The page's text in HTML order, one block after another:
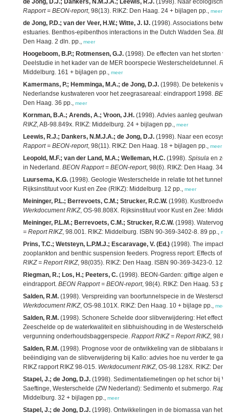
de Jong, D.J.; Dankers, N.M.J.A.; Leewis, R.J. (1998). Naar
Rapport = BEON-report, 98(13). RIKZ: Den Haag. 24 + bijlagen pp., meer
de Jong, P.D.; van der Veer, H.W.; Witte, J. IJ. (1998). Associations
estuaries. Benthos-epibenthos interactions in the Dutch Wadden Sea.
Den Haag. 2 dln. pp., meer
Hoogeboom, B.P.; Rotmensen, G.J. (1998). De effecten van het storten
Deelstudie in het kader van de MER boorspecie Westerscheldetunnel.
Middelburg. 161 + bijlagen pp., meer
Kamermans, P.; Hemminga, M.A.; de Jong, D.J. (1998). De betekenis
Nederlandse kustwateren voor het zeegrasareaal: eindrapport 1998.
Den Haag. 36 pp., meer
Kornman, B.A.; Arends, A.; Vroon, J.H. (1998). Advies aanleg
RIKZ, AB-98.849x. RIKZ: Middelburg. 24 + bijlagen pp., meer
Leewis, R.J.; Dankers, N.M.J.A.; de Jong, D.J. (1998). Naar een
Rapport = BEON-report, 98(11). RIKZ: Den Haag. 18 + bijlagen pp., meer
Leopold, M.F.; van der Land, M.A.; Welleman, H.C. (1998). Spisula en
in Nederland. BEON Rapport = BEON-report, 98(6). RIKZ: Den Haag. 34
Luursema, K.G. (1998). Geologie Westerschelde in relatie tot het
Rijksinstituut voor Kust en Zee (RIKZ): Middelburg. 12 pp., meer
Meininger, P.L.; Berrevoets, C.M.; Strucker, R.C.W. (1998).
Werkdocument RIKZ, OS-98.808X. Rijksinstituut voor Kust en Zee:
Meininger, P.L.M.; Berrevoets, C.M.; Strucker, R.C.W. (1998).
= Report RIKZ, 98.001. RIKZ: Middelburg. ISBN 90-369-3402-8. 89 pp.,
Prins, T.C.; Wetsteyn, L.P.M.J.; Escaravage, V. (Ed.) (1998). The impact
zooplankton and benthic suspension feeders. Progress report: Effects of
RIKZ = Report RIKZ, 98(035). RIKZ: Den Haag. ISBN 90-369-3423-0. 123
Riegman, R.; Los, H.; Peeters, C. (1998). BEON-Garden: giftige algen
eindrapport. BEON Rapport = BEON-report, 98(4). RIKZ: Den Haag. 53
Salden, R.M. (1998). Verspreiding van boortunnelspecie in de
Werkdocument RIKZ, OS-98.101X. RIKZ: Den Haag. 10 + bijlage pp., meer
Salden, R.M. (1998). Schonere Schelde door slibverwijdering: Het effect
Zeeschelde op de waterkwaliteit en slibhuishouding in de
vergunning onderhoudsbaggerspecie. Rapport RIKZ = Report RIKZ,
Salden, R.M. (1998). Prognose voor de ontwikkeling van de slibbalans
beëindiging van de slibverwijdering bij Kallo: advies hoe nu verder te
RIKZ rapport RIKZ 98-015. Werkdocument RIKZ, OS-98.128X. RIKZ: Den
Stapel, J.; de Jong, D.J. (1998). Sedimentatiemetingen op het schor bij
Saeftinge, Westerschelde (ZW Nederland): Sedimento et submergo.
Middelburg. 32 + bijlagen pp., meer
Stapel, J.; de Jong, D.J. (1998). Ontwikkelingen in de biomassa van het